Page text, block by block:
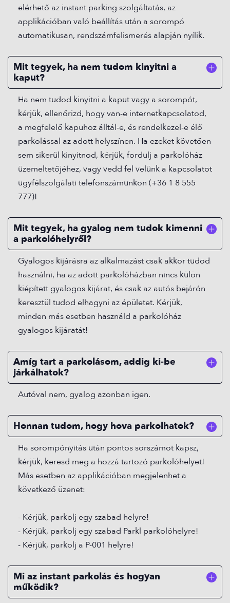
elérhető az instant parking szolgáltatás, az
applikációban való beállítás után a sorompó
automatikusan, rendszámfelismerés alapján nyílik.
Mit tegyek, ha nem tudom kinyitni a
kaput?
Ha nem tudod kinyitni a kaput vagy a sorompót,
kérjük, ellenőrizd, hogy van-e internetkapcsolatod,
a megfelelő kapuhoz álltál-e, és rendelkezel-e élő
parkolással az adott helyszínen. Ha ezeket követően
sem sikerül kinyitnod, kérjük, fordulj a parkolóház
üzemeltetőjéhez, vagy vedd fel velünk a kapcsolatot
ügyfélszolgálati telefonszámunkon (+36 1 8 555
777)!
Mit tegyek, ha gyalog nem tudok kimenni
a parkolóhelyről?
Gyalogos kijárásra az alkalmazást csak akkor tudod
használni, ha az adott parkolóházban nincs külön
kiépített gyalogos kijárat, és csak az autós bejárón
keresztül tudod elhagyni az épületet. Kérjük,
minden más esetben használd a parkolóház
gyalogos kijáratát!
Amíg tart a parkolásom, addig ki-be
járkálhatok?
Autóval nem, gyalog azonban igen.
Honnan tudom, hogy hova parkolhatok?
Ha sorompónyitás után pontos sorszámot kapsz,
kérjük, keresd meg a hozzá tartozó parkolóhelyet!
Más esetben az applikációban megjelenhet a
következő üzenet:
- Kérjük, parkolj egy szabad helyre!
- Kérjük, parkolj egy szabad Parkl parkolóhelyre!
- Kérjük, parkolj a P-001 helyre!
Mi az instant parkolás és hogyan
működik?